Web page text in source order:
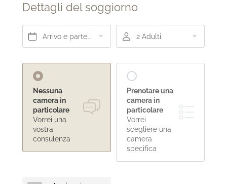
Piscina e relax
Ristorante sul mare
Lounge bar
Vivere la Toscana
Mare e terme
Borghi e cultura
Sport e svago
Dettagli del soggiorno
Arrivo e partenza* 2 Adulti
Nessuna
camera in
particolare
Vorrei una
vostra
consulenza
Prenotare una
camera in
particolare
Vorrei
scegliere una
camera
specifica